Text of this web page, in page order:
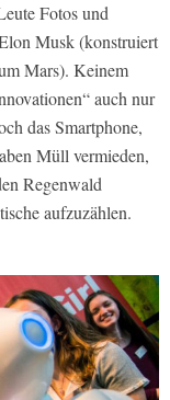
Fotos und
Musk (konstruiert
Mars). Keinem
auch nur
das Smartphone,
Müll vermieden,
Regenwald
aufzuzählen.